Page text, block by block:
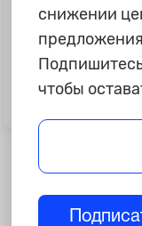
75 ₽
Круг отрезной по
125*1,0*22мм
снижении
чтобы